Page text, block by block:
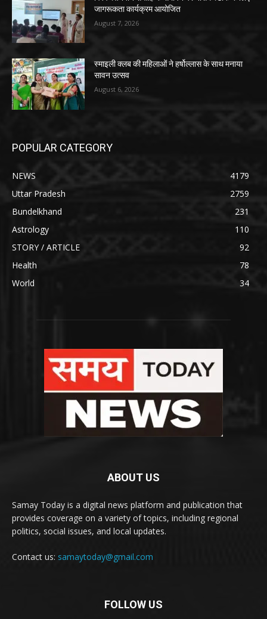
जागरूकता कार्यक्रम आयोजित
August 7, 2026
स्माइली क्लब की महिलाओं ने हर्षोल्लास के साथ मनाया
सावन उत्सव
August 6, 2026
POPULAR CATEGORY
NEWS
4179
Uttar Pradesh
2759
Bundelkhand
231
Astrology
110
STORY / ARTICLE
92
Health
78
World
34
ABOUT US
Samay Today is a digital news platform and publication that
provides coverage on a variety of topics, including regional
politics, social issues, and local updates.
Contact us: samaytoday@gmail.com
FOLLOW US